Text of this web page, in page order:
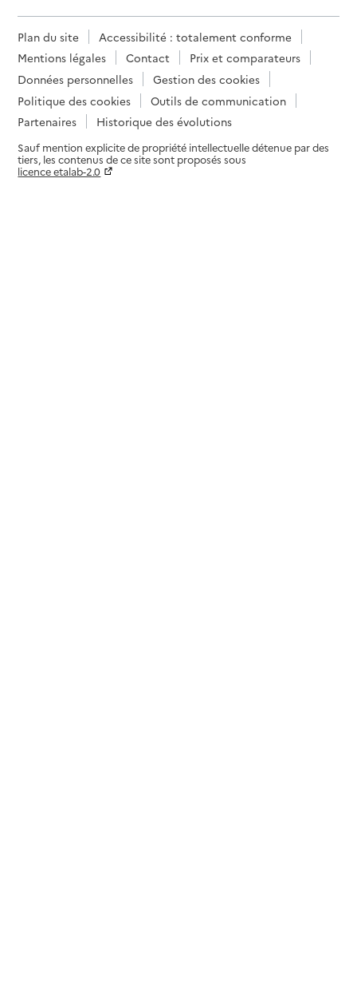
Plan du site
Accessibilité : totalement conforme
Mentions légales
Contact
Prix et comparateurs
Données personnelles
Gestion des cookies
Politique des cookies
Outils de communication
Partenaires
Historique des évolutions
Sauf mention explicite de propriété intellectuelle détenue par des
tiers, les contenus de ce site sont proposés sous
licence etalab-2.0